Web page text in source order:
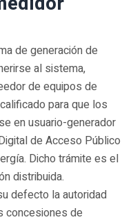
de generación de
al sistema,
de equipos de
para que los
en usuario-generador
de Acceso Público
Dicho trámite es el
distribuida.
defecto la autoridad
concesiones de